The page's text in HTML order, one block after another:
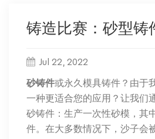
铸造比赛：砂型铸
Jul 22, 2022
砂铸件或永久模具铸件？由于
一种更适合您的应用？让我们
砂铸件：生产一次性砂模，其
件。在大多数情况下，沙子会